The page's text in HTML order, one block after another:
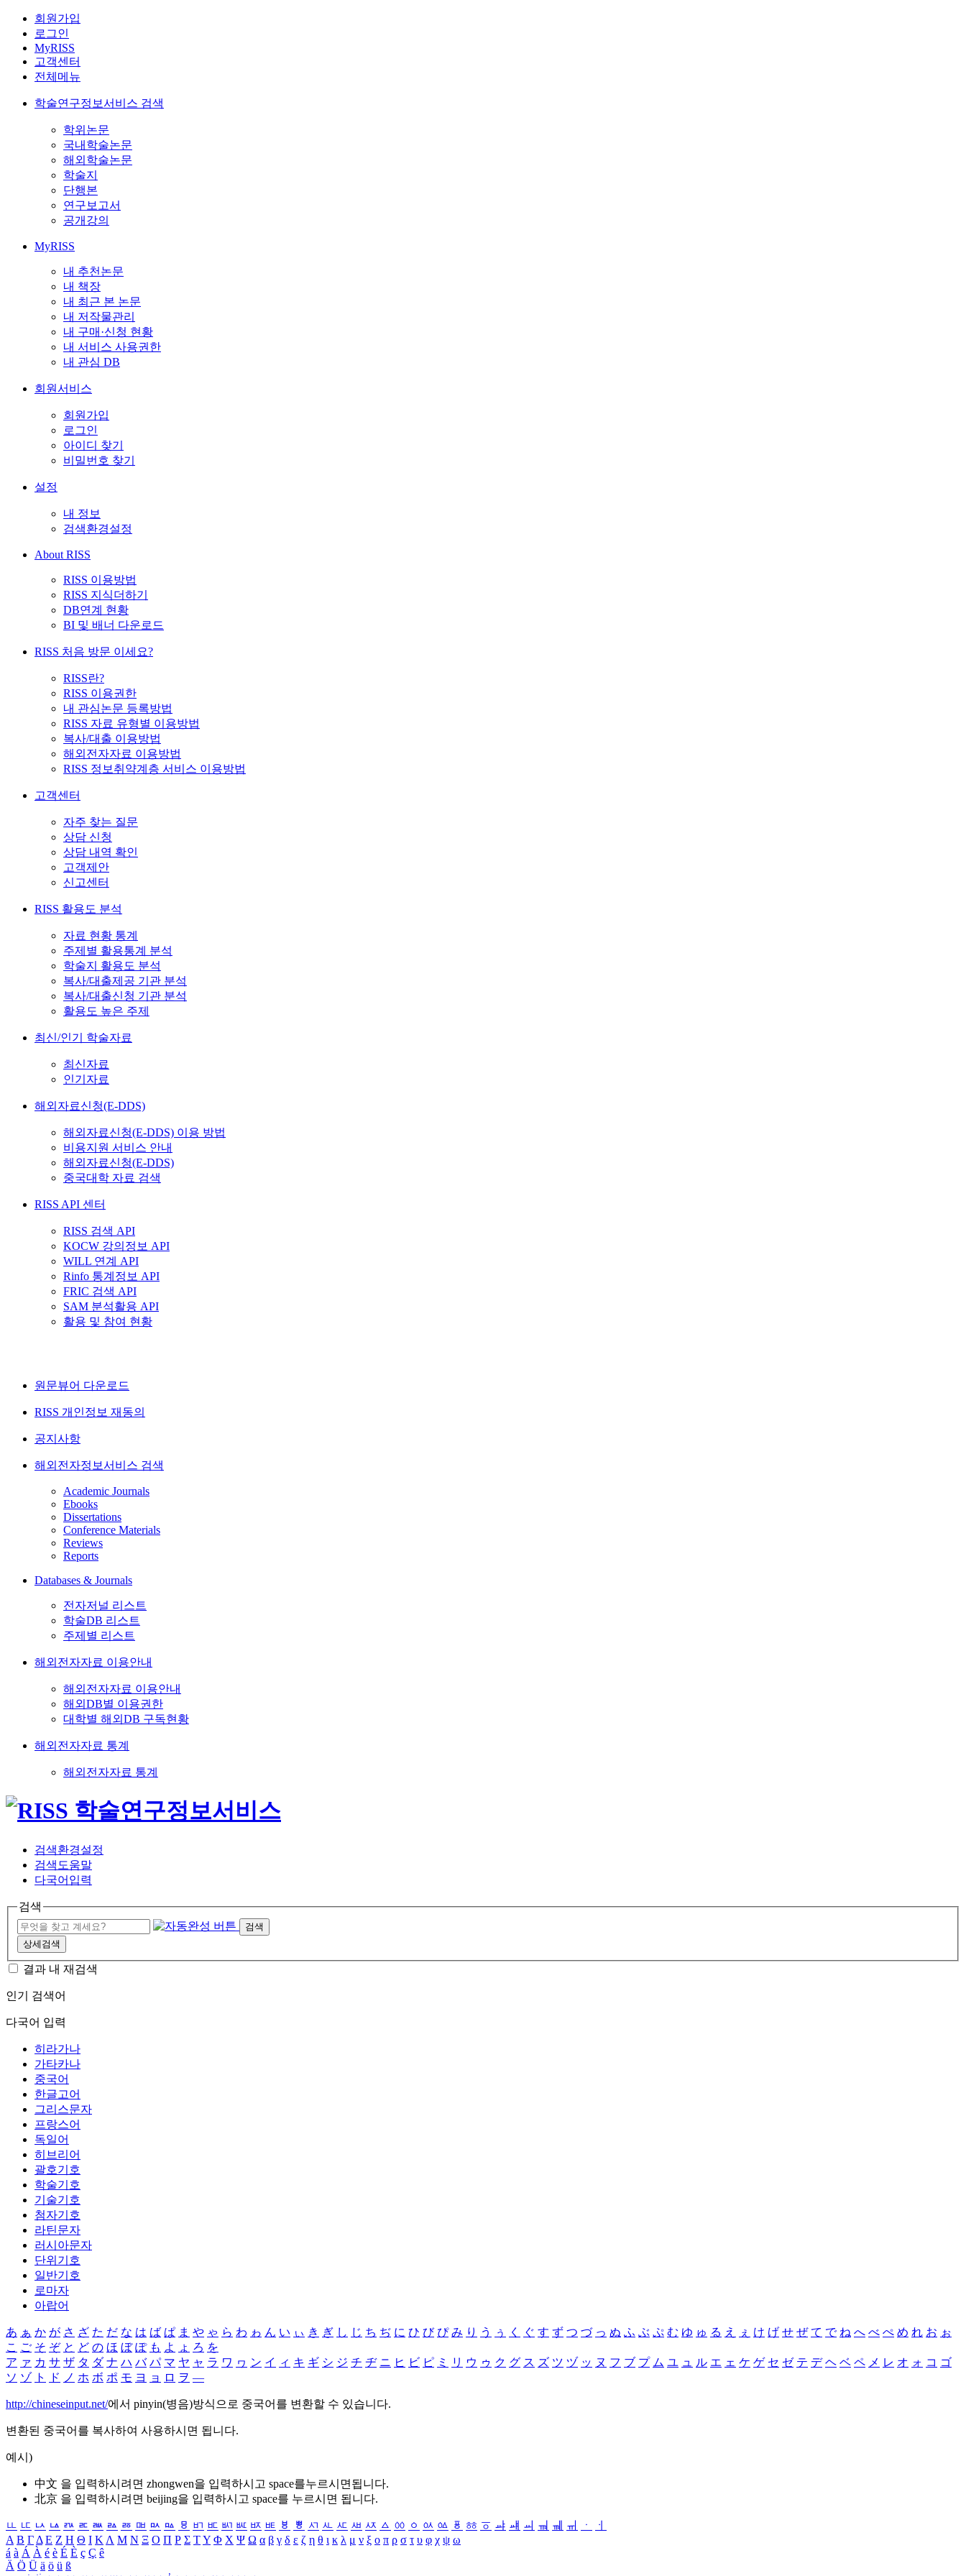
회원가입
로그인
MyRISS
고객센터
전체메뉴
학술연구정보서비스 검색
학위논문
국내학술논문
해외학술논문
학술지
단행본
연구보고서
공개강의
MyRISS
내 추천논문
내 책장
내 최근 본 논문
내 저작물관리
내 구매·신청 현황
내 서비스 사용권한
내 관심 DB
회원서비스
회원가입
로그인
아이디 찾기
비밀번호 찾기
설정
내 정보
검색환경설정
About RISS
RISS 이용방법
RISS 지식더하기
DB연계 현황
BI 및 배너 다운로드
RISS 처음 방문 이세요?
RISS란?
RISS 이용권한
내 관심논문 등록방법
RISS 자료 유형별 이용방법
복사/대출 이용방법
해외전자자료 이용방법
RISS 정보취약계층 서비스 이용방법
고객센터
자주 찾는 질문
상담 신청
상담 내역 확인
고객제안
신고센터
RISS 활용도 분석
자료 현황 통계
주제별 활용통계 분석
학술지 활용도 분석
복사/대출제공 기관 분석
복사/대출신청 기관 분석
활용도 높은 주제
최신/인기 학술자료
최신자료
인기자료
해외자료신청(E-DDS)
해외자료신청(E-DDS) 이용 방법
비용지원 서비스 안내
해외자료신청(E-DDS)
중국대학 자료 검색
RISS API 센터
RISS 검색 API
KOCW 강의정보 API
WILL 연계 API
Rinfo 통계정보 API
FRIC 검색 API
SAM 분석활용 API
활용 및 참여 현황
원문뷰어 다운로드
RISS 개인정보 재동의
공지사항
해외전자정보서비스 검색
Academic Journals
Ebooks
Dissertations
Conference Materials
Reviews
Reports
Databases & Journals
전자저널 리스트
학술DB 리스트
주제별 리스트
해외전자자료 이용안내
해외전자자료 이용안내
해외DB별 이용권한
대학별 해외DB 구독현황
해외전자자료 통계
해외전자자료 통계
검색환경설정
검색도움말
다국어입력
검색
검색
상세검색
결과 내 재검색
인기 검색어
다국어 입력
히라가나
가타카나
중국어
한글고어
그리스문자
프랑스어
독일어
히브리어
괄호기호
학술기호
기술기호
첨자기호
라틴문자
러시아문자
단위기호
일반기호
로마자
아랍어
あ ぁ か が さ ざ た だ な は ば ぱ ま や ゃ ら わ ゎ ん い ぃ き ぎ し じ ち ぢ に ひ び ぴ み り う ぅ く ぐ す ず つ づ っ ぬ ふ ぶ ぷ む ゆ ゅ る え ぇ け げ せ ぜ て で ね へ べ ぺ め れ お ぉ
こ ご そ ぞ と ど の ほ ぼ ぽ も よ ょ ろ を
ア ァ カ サ ザ タ ダ ナ ハ バ パ マ ヤ ャ ラ ワ ヮ ン イ ィ キ ギ シ ジ チ ヂ ニ ヒ ビ ピ ミ リ ウ ゥ ク グ ス ズ ツ ヅ ッ ヌ フ ブ プ ム ユ ュ ル エ ェ ケ ゲ セ ゼ テ デ ヘ ベ ペ メ レ オ ォ コ ゴ
ソ ゾ ト ド ノ ホ ボ ポ モ ヨ ョ ロ ヲ ―
http://chineseinput.net/에서 pinyin(병음)방식으로 중국어를 변환할 수 있습니다.
변환된 중국어를 복사하여 사용하시면 됩니다.
예시)
中文 을 입력하시려면 zhongwen을 입력하시고 space를누르시면됩니다.
北京 을 입력하시려면 beijing을 입력하시고 space를 누르시면 됩니다.
ㅥ ㅦ ㅧ ㅨ ㅩ ㅪ ㅫ ㅬ ㅭ ㅮ ㅯ ㅰ ㅱ ㅲ ㅳ ㅴ ㅵ ㅶ ㅷ ㅸ ㅹ ㅺ ㅻ ㅼ ㅽ ㅾ ㅿ ㆀ ㆁ ㆂ ㆃ ㆄ ㆅ ㆆ ㆇ ㆈ ㆉ ㆊ ㆋ ㆌ ㆍ
ㆎ
Α Β ΓΔ Ε Ζ Η Θ Ι ΚΛ Μ Ν Ξ Ο Π Ρ Σ ΤΥ Φ Χ Ψ Ω α β γ δ ε ζ η θ ι κ λ μ ν ξ ο π ρ σ τ υ φ χ ψ ω
á à Á À é è É È ç Ç ê
Ä Ö Ü ä ö ü ß